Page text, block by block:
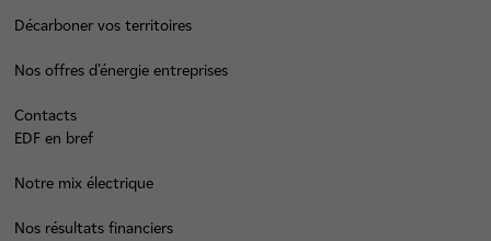
Décarboner vos territoires
Nos offres d’énergie entreprises
Contacts
EDF en bref
Notre mix électrique
Nos résultats financiers